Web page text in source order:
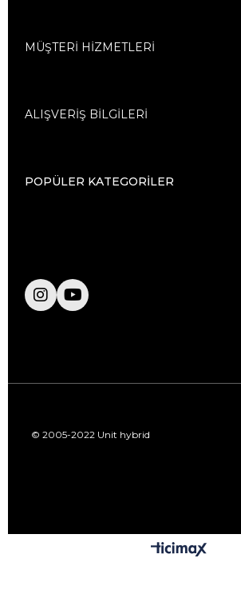
MÜŞTERİ HİZMETLERİ
ALIŞVERİŞ BİLGİLERİ
POPÜLER KATEGORİLER
© 2005-2022 Unit hybrid